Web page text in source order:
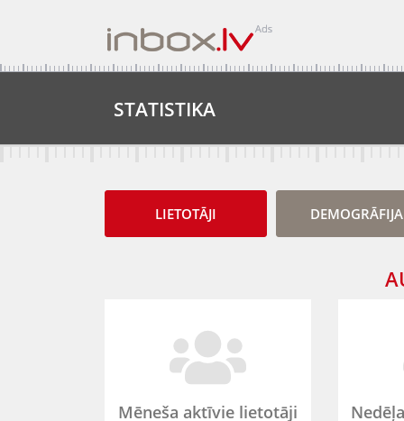
STATISTIKA
LIETOTĀJI DEMOGRĀFIJA
Mēneša aktīvie lietotāji